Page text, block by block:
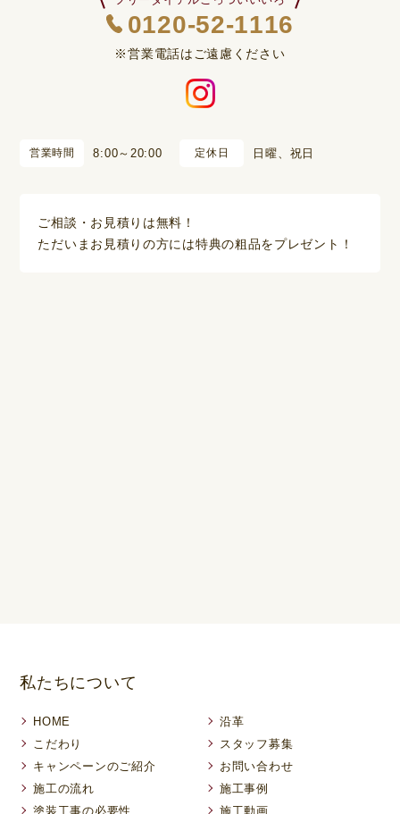
0120-52-1116
※営業電話はご遠慮ください
営業時間 8:00～20:00 定休日 日曜、祝日
ご相談・お見積りは無料！
ただいまお見積りの方には特典の粗品をプレゼント！
私たちについて
HOME
こだわり
キャンペーンのご紹介
施工の流れ
塗装工事の必要性
沿革
スタッフ募集
お問い合わせ
施工事例
施工動画